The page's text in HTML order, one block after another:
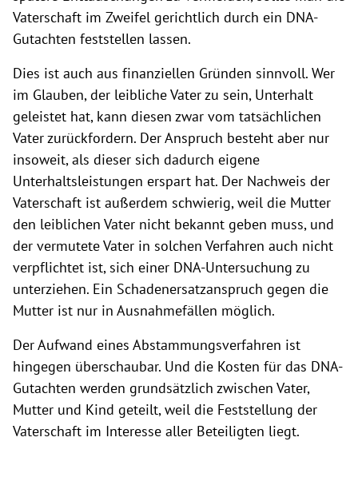
Vaterschaft im Zweifel gerichtlich durch ein DNA-
Gutachten feststellen lassen.
Dies ist auch aus finanziellen Gründen sinnvoll. Wer
im Glauben, der leibliche Vater zu sein, Unterhalt
geleistet hat, kann diesen zwar vom tatsächlichen
Vater zurückfordern. Der Anspruch besteht aber nur
insoweit, als dieser sich dadurch eigene
Unterhaltsleistungen erspart hat. Der Nachweis der
Vaterschaft ist außerdem schwierig, weil die Mutter
den leiblichen Vater nicht bekannt geben muss, und
der vermutete Vater in solchen Verfahren auch nicht
verpflichtet ist, sich einer DNA-Untersuchung zu
unterziehen. Ein Schadenersatzanspruch gegen die
Mutter ist nur in Ausnahmefällen möglich.
Der Aufwand eines Abstammungsverfahren ist
hingegen überschaubar. Und die Kosten für das DNA-
Gutachten werden grundsätzlich zwischen Vater,
Mutter und Kind geteilt, weil die Feststellung der
Vaterschaft im Interesse aller Beteiligten liegt.